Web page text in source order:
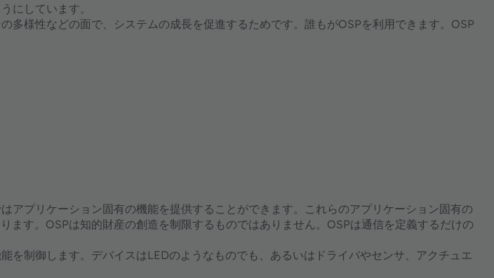
にしています。
様性などの面で、システムの成長を促進するためです。誰もがOSPを利用できます。OSP
プリケーション固有の機能を提供することができます。これらのアプリケーション固有の
す。OSPは知的財産の創造を制限するものではありません。OSPは通信を定義するだけの
制御します。デバイスはLEDのようなものでも、あるいはドライバやセンサ、アクチュエ